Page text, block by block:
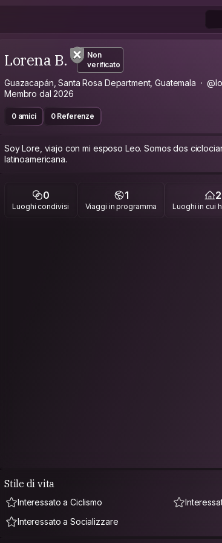
Lorena B.
Non
verificato
Guazacapán, Santa Rosa Department, Guatemala
Membro dal 2026
0 amici 0 Referenze
Soy Lore, viajo con mi esposo Leo. Somos dos
latinoamericana.
0
Luoghi condivisi
1
Viaggi in programma
2
Luoghi in cui
Stile di vita
Interessato a Ciclismo
Interessato a Socializzare